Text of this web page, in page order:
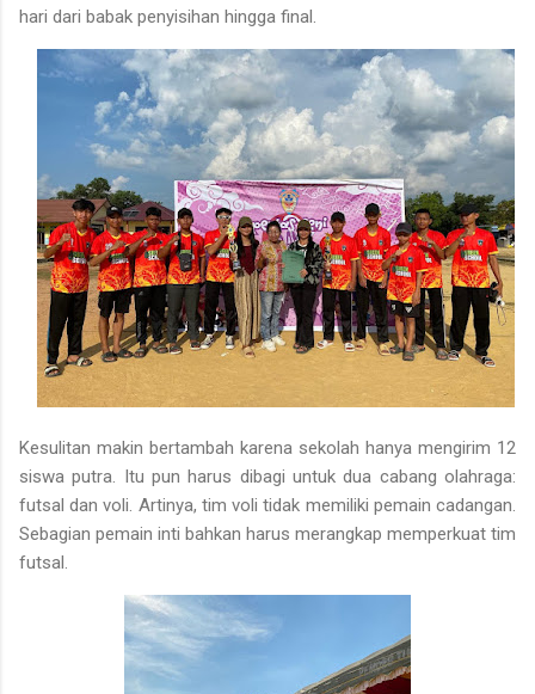
hari dari babak penyisihan hingga final.
Kesulitan makin bertambah karena sekolah hanya mengirim 12
siswa putra. Itu pun harus dibagi untuk dua cabang olahraga:
futsal dan voli. Artinya, tim voli tidak memiliki pemain cadangan.
Sebagian pemain inti bahkan harus merangkap memperkuat tim
futsal.